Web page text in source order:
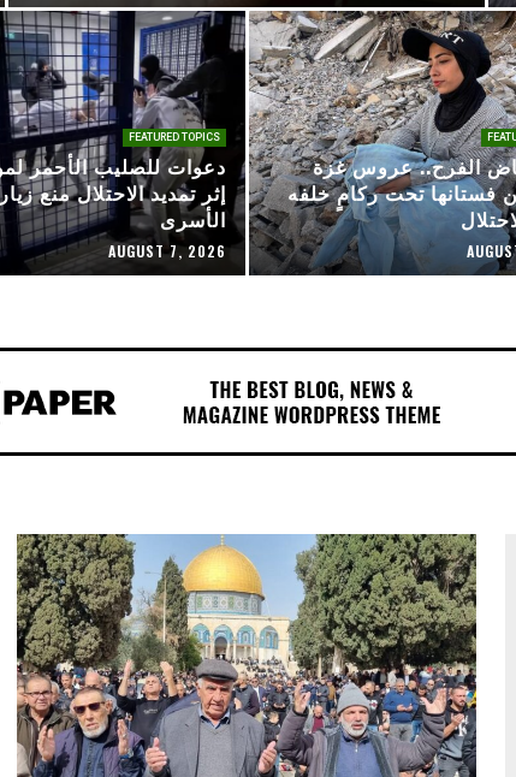
FEATURED TOPICS
دعوات للصليب الأحمر
إثر تمديد الاحتلال منع
الأسرى
AUGUST 7, 2026
الفرح.. عروس غزة
فستانها تحت ركامٍ خلفه